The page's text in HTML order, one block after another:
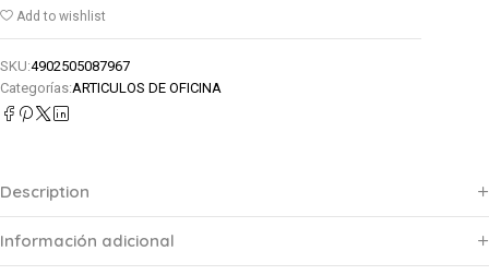
Add to wishlist
SKU:4902505087967
Categorías:ARTICULOS DE OFICINA
Description
Información adicional